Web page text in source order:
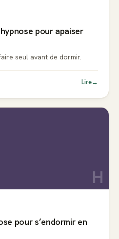
pour apaiser
seul avant de dormir.
Lire→
H
pour s’endormir en